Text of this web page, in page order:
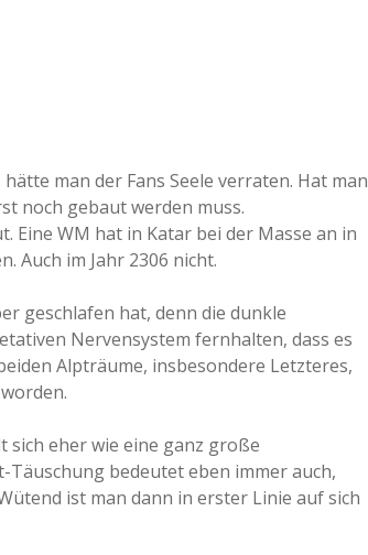
man der Fans Seele verraten. Hat man
noch gebaut werden muss.
Eine WM hat in Katar bei der Masse an in
Auch im Jahr 2306 nicht.
geschlafen hat, denn die dunkle
Nervensystem fernhalten, dass es
Alpträume, insbesondere Letzteres,
sich eher wie eine ganz große
Täuschung bedeutet eben immer auch,
ist man dann in erster Linie auf sich